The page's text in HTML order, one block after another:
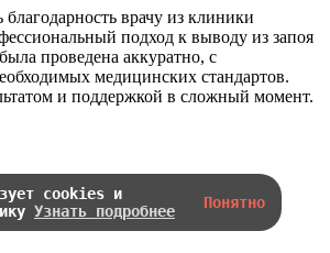
врачу из клиники
подход к выводу из запоя
проведена аккуратно, с
медицинских стандартов.
и поддержкой в сложный момент.
cookies и
Узнать подробнее Понятно